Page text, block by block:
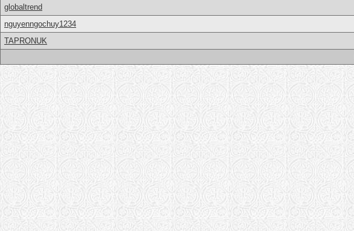
globaltrend
nguyenngochuy1234
TAPRONUK